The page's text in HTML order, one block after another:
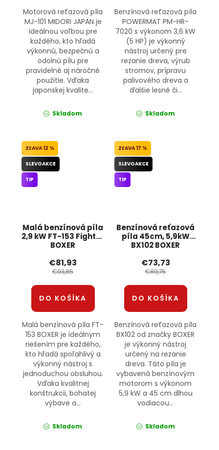
Motorová reťazová píla
MJ-101 MIDORI JAPAN je
ideálnou voľbou pre
každého, kto hľadá
výkonnú, bezpečnú a
odolnú pílu pre
pravidelné aj náročné
použitie. Vďaka
japonskej kvalite...
Skladom
Benzínová reťazová píla
POWERMAT PM-HR-
7020 s výkonom 3,6 kW
(5 HP) je výkonný
nástroj určený pre
rezanie dreva, výrub
stromov, prípravu
palivového dreva a
ďalšie lesné či...
Skladom
Malá benzínová píla
2,9 kW FT-153 Fighter
BOXER
12 %
SLEVOAKCE
TIP
€81,93
€93,85
DO KOŠÍKA
Malá benzínová píla FT-
153 BOXER je ideálnym
riešením pre každého,
kto hľadá spoľahlivý a
výkonný nástroj s
jednoduchou obsluhou.
Vďaka kvalitnej
konštrukcii, bohatej
výbave a...
Skladom
Benzínová reťazová
píla 45cm, 5,9kW
BX102 BOXER
17 %
SLEVOAKCE
TIP
€73,73
€89,75
DO KOŠÍKA
Benzínová reťazová píla
BX102 od značky BOXER
je výkonný nástroj
určený na rezanie
dreva. Táto píla je
vybavená benzínovým
motorom s výkonom
5,9 kW a 45 cm dlhou
vodiacou...
Skladom